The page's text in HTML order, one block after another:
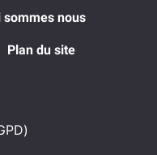
sommes nous
Plan du site